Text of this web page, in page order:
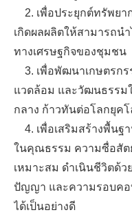
2. เพื่อประยุกต์ทรัพยา
เกิดผลผลิตให้สามารถน
ทางเศรษฐกิจของชุมชน
3. เพื่อพัฒนาเกษตรกร
แวดล้อม และวัฒนธรรม
กลาง ก้าวทันต่อโลกยุค
4. เพื่อเสริมสร้างพื้นฐ
ในคุณธรรม ความซื่อสัต
เหมาะสม ดำเนินชีวิตด้
ปัญญา และความรอบคอ
ได้เป็นอย่างดี